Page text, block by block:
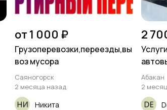
от 1 000 ₽
Грузоперевозки,переезды,вы
воз мусора
Саяногорск
2 месяца назад
Никита
2
Абакан
2